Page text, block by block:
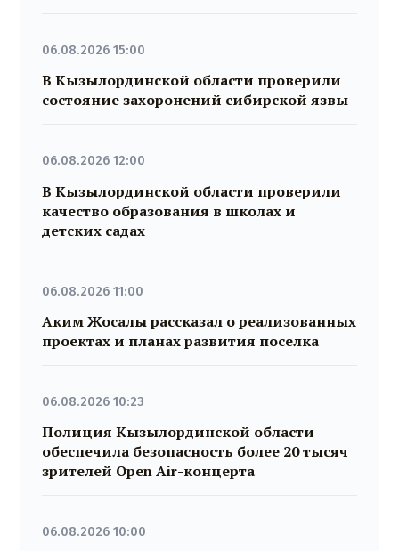
06.08.2026 15:00
В Кызылординской области проверили
состояние захоронений сибирской язвы
06.08.2026 12:00
В Кызылординской области проверили
качество образования в школах и
детских садах
06.08.2026 11:00
Аким Жосалы рассказал о реализованных
проектах и планах развития поселка
06.08.2026 10:23
Полиция Кызылординской области
обеспечила безопасность более 20 тысяч
зрителей Open Air-концерта
06.08.2026 10:00